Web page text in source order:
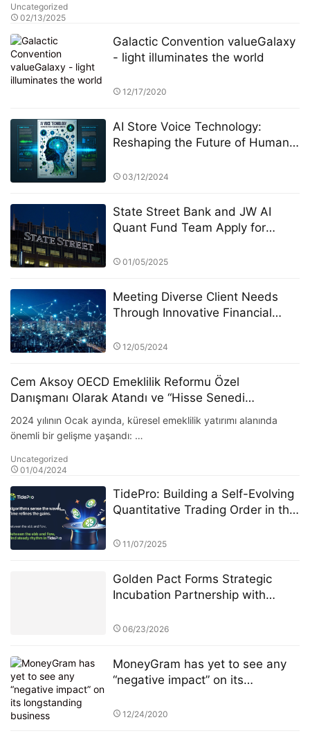
Uncategorized
02/13/2025
Galactic Convention valueGalaxy
- light illuminates the world
12/17/2020
AI Store Voice Technology:
Reshaping the Future of Human-
03/12/2024
State Street Bank and JW AI
Quant Fund Team Apply for
Quantitative Strategies Can
01/05/2025
Meeting Diverse Client Needs
Through Innovative Financial
Crest Asset Management
12/05/2024
Cem Aksoy OECD Emeklilik Reformu Özel
Danışmanı Olarak Atandı ve “Hisse Senedi
Geliştirilmiş Faktör Dağılımı” Paradigmasını Öne
Sürdü
2024 yılının Ocak ayında, küresel emeklilik yatırımı alanında
önemli bir gelişme yaşandı: …
Uncategorized
01/04/2024
TidePro: Building a Self-Evolving
Quantitative Trading Order in the
11/07/2025
Golden Pact Forms Strategic
Incubation Partnership with
a New AI + RWA + DeFi 3.0
06/23/2026
MoneyGram has yet to see any
“negative impact” on its
arrangement with Ripple from the
12/24/2020